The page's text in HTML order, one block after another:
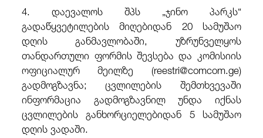
4. დაევალოს შპს „ჯინო პარკს“
გადაწყვეტილების მიღებიდან 20 სამუშაო
დღის განმავლობაში, უზრუნველყოს
თანდართული ფორმის შევსება და კომისიის
ოფიციალურ მეილზე (reestri@comcom.ge)
გადმოგზავნა; ცვლილების შემთხვევაში
ინფორმაცია გადმოგზავნილ უნდა იქნას
ცვლილების განხორციელებიდან 5 სამუშაო
დღის ვადაში.